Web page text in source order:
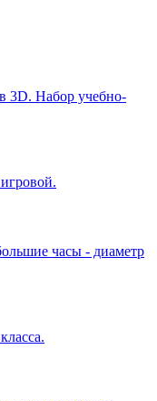
3D. Набор учебно-
часы - диаметр